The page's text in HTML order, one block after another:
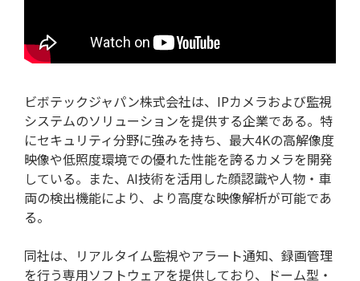
ビボテックジャパン株式会社は、IPカメラおよび監視
システムのソリューションを提供する企業である。特
にセキュリティ分野に強みを持ち、最大4Kの高解像度
映像や低照度環境での優れた性能を誇るカメラを開発
している。また、AI技術を活用した顔認識や人物・車
両の検出機能により、より高度な映像解析が可能であ
る。
同社は、リアルタイム監視やアラート通知、録画管理
を行う専用ソフトウェアを提供しており、ドーム型・